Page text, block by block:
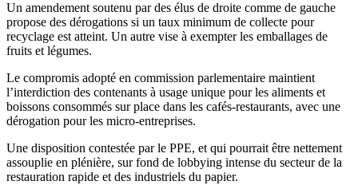
Un amendement soutenu par des élus de droite comme de gauche
propose des dérogations si un taux minimum de collecte pour
recyclage est atteint. Un autre vise à exempter les emballages de
fruits et légumes.
Le compromis adopté en commission parlementaire maintient
l’interdiction des contenants à usage unique pour les aliments et
boissons consommés sur place dans les cafés-restaurants, avec une
dérogation pour les micro-entreprises.
Une disposition contestée par le PPE, et qui pourrait être nettement
assouplie en plénière, sur fond de lobbying intense du secteur de la
restauration rapide et des industriels du papier.